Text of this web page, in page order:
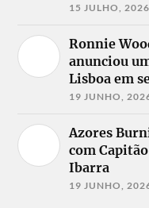
15 JULHO, 2026
Ronnie
anunciou
Lisboa em
19 JUNHO,
Azores
com
Ibarra
19 JUNHO,